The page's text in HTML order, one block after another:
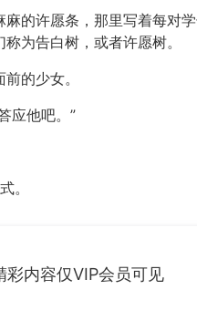
的许愿条，那里写着每对
为告白树，或者许愿树。
的少女。
应他吧。”
。
彩内容仅VIP会员可见